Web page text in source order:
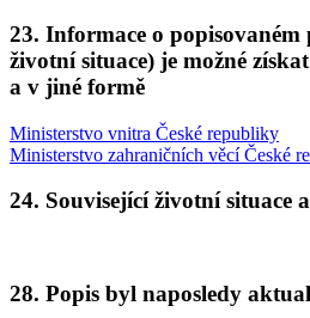
23. Informace o popisovaném
životní situace) je možné
a v jiné formě
Ministerstvo vnitra České republiky
Ministerstvo zahraničních věcí České
24. Související životní situace
28. Popis byl naposledy